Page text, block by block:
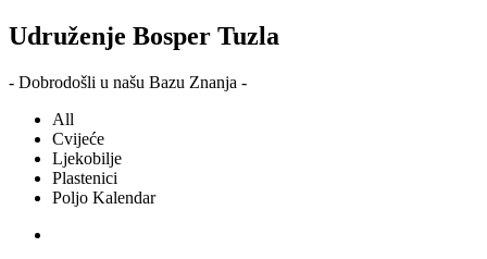
Udruženje Bosper Tuzla
- Dobrodošli u našu Bazu Znanja -
All
Cvijeće
Ljekobilje
Plastenici
Poljo Kalendar